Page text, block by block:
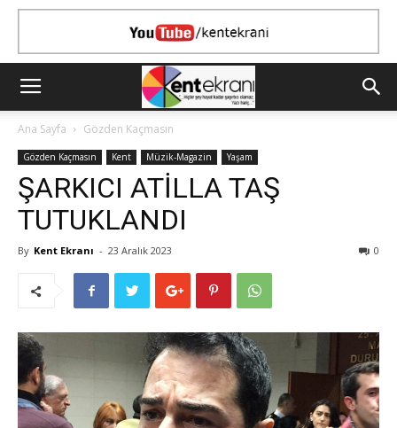
Ana Sayfa Gözden Kaçmasın
Gözden Kaçmasın Kent Müzik-Magazin Yaşam
ŞARKICI ATİLLA TAŞ
TUTUKLANDI
By Kent Ekranı - 23 Aralık 2023 0